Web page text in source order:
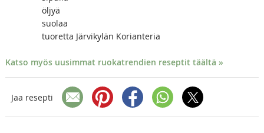
öljyä
suolaa
tuoretta Järvikylän Korianteria
Katso myös uusimmat ruokatrendien reseptit täältä »
Jaa resepti